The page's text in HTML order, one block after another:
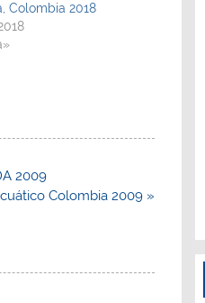
Colombia 2018
2009
Colombia 2009 »